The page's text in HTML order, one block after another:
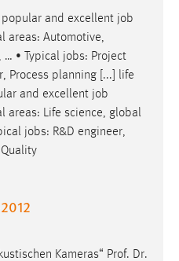
popular and excellent job
areas: Automotive,
… • Typical jobs: Project
Process planning [...] life
and excellent job
areas: Life science, global
jobs: R&D engineer,
Kameras“ Prof. Dr.